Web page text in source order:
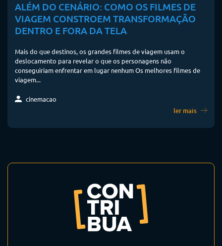
ALÉM DO CENÁRIO: COMO OS FILMES DE
VIAGEM CONSTROEM TRANSFORMAÇÃO
DENTRO E FORA DA TELA
Mais do que destinos, os grandes filmes de viagem usam o
deslocamento para revelar o que os personagens não
conseguiriam enfrentar em lugar nenhum Os melhores filmes de
viagem...
cinemacao
ler mais